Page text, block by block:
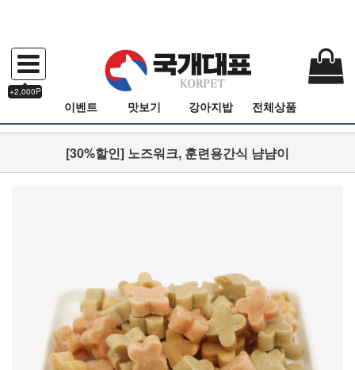
+2,000P
이벤트 맛보기 강아지밥 전체상품
[30%할인] 노즈워크, 훈련용간식 냠냠이